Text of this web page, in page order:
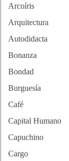
Arcoíris
Arquitectura
Autodidacta
Bonanza
Bondad
Burguesía
Café
Capital Humano
Capuchino
Cargo